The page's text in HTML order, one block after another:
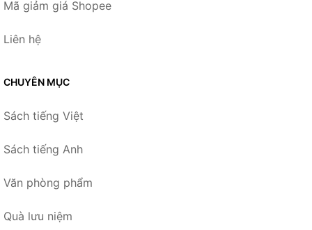
Mã giảm giá Shopee
Liên hệ
CHUYÊN MỤC
Sách tiếng Việt
Sách tiếng Anh
Văn phòng phẩm
Quà lưu niệm